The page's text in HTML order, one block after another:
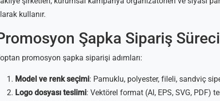
kullanır.
Şapka Sipariş Süreci
promosyon şapka siparişi adımları:
Model ve renk seçimi: Pamuklu, polyester, fileli, sandviç
Logo dosyası teslimi: Vektörel format (AI, EPS, SVG, PDF)